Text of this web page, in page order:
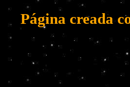
Página creada